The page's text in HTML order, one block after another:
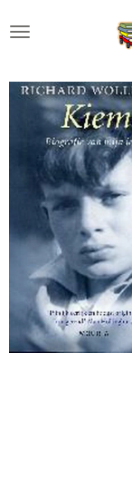
direct
de
hoofdinhoud